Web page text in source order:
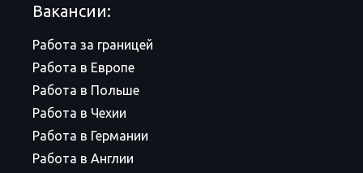
Вакансии:
Работа за границей
Работа в Европе
Работа в Польше
Работа в Чехии
Работа в Германии
Работа в Англии